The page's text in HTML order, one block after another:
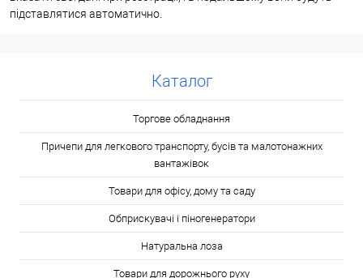
підставлятися автоматично.
Каталог
Торгове обладнання
Причепи для легкового транспорту, бусів та малотонажних
вантажівок
Товари для офісу, дому та саду
Обприскувачі і піногенератори
Натуральна лоза
Товари для дорожнього руху